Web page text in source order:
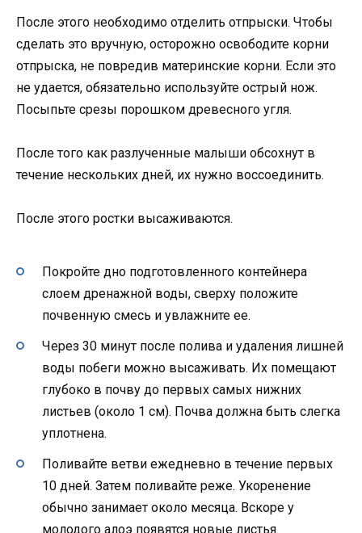
После этого необходимо отделить отпрыски. Чтобы
сделать это вручную, осторожно освободите корни
отпрыска, не повредив материнские корни. Если это
не удается, обязательно используйте острый нож.
Посыпьте срезы порошком древесного угля.
После того как разлученные малыши обсохнут в
течение нескольких дней, их нужно воссоединить.
После этого ростки высаживаются.
Покройте дно подготовленного контейнера
слоем дренажной воды, сверху положите
почвенную смесь и увлажните ее.
Через 30 минут после полива и удаления лишней
воды побеги можно высаживать. Их помещают
глубоко в почву до первых самых нижних
листьев (около 1 см). Почва должна быть слегка
уплотнена.
Поливайте ветви ежедневно в течение первых
10 дней. Затем поливайте реже. Укоренение
обычно занимает около месяца. Вскоре у
молодого алоэ появятся новые листья.